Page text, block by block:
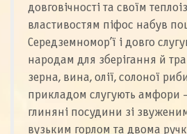
довговічності та своїм
властивостям піфос набув
Середземномор’ї і довго
народам для зберігання й
зерна, вина, олії, солоної
прикладом слугують амфори
глиняні посудини зі
вузьким горлом та двома